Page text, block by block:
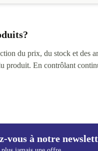
du prix, du stock et des
En contrôlant
vous à notre